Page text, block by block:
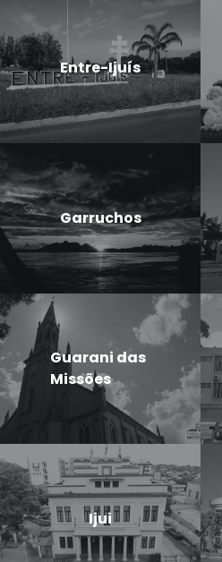
Entre-Ijuís
Garruchos
Guarani das
Missões
Ijui